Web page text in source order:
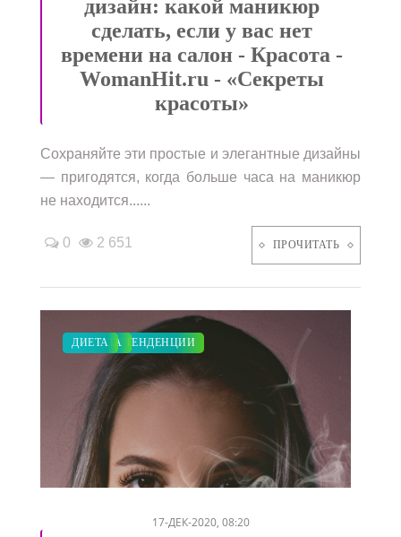
дизайн: какой маникюр
сделать, если у вас нет
времени на салон - Красота -
WomanHit.ru - «Секреты
красоты»
Сохраняйте эти простые и элегантные дизайны
— пригодятся, когда больше часа на маникюр
не находится......
0 2 651 ПРОЧИТАТЬ
ПОКАЗЫ
МОДНЫЕ ТЕНДЕНЦИИ
КРАСОТА
ДИЕТА
17-ДЕК-2020, 08:20